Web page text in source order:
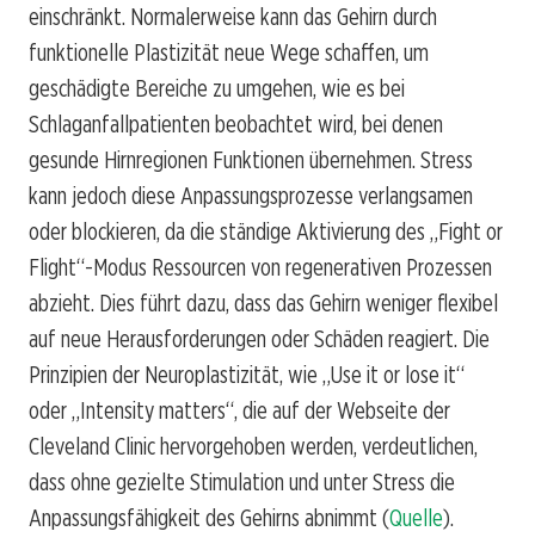
einschränkt. Normalerweise kann das Gehirn durch
funktionelle Plastizität neue Wege schaffen, um
geschädigte Bereiche zu umgehen, wie es bei
Schlaganfallpatienten beobachtet wird, bei denen
gesunde Hirnregionen Funktionen übernehmen. Stress
kann jedoch diese Anpassungsprozesse verlangsamen
oder blockieren, da die ständige Aktivierung des „Fight or
Flight“-Modus Ressourcen von regenerativen Prozessen
abzieht. Dies führt dazu, dass das Gehirn weniger flexibel
auf neue Herausforderungen oder Schäden reagiert. Die
Prinzipien der Neuroplastizität, wie „Use it or lose it“
oder „Intensity matters“, die auf der Webseite der
Cleveland Clinic hervorgehoben werden, verdeutlichen,
dass ohne gezielte Stimulation und unter Stress die
Anpassungsfähigkeit des Gehirns abnimmt (Quelle).